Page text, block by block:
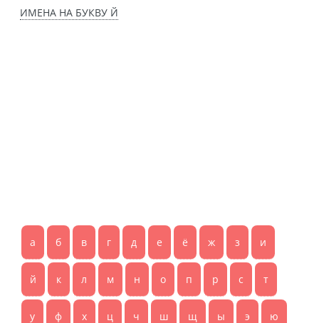
ИМЕНА НА БУКВУ Й
а б в г д е ё ж з и
й к л м н о п р с т
у ф х ц ч ш щ ы э ю